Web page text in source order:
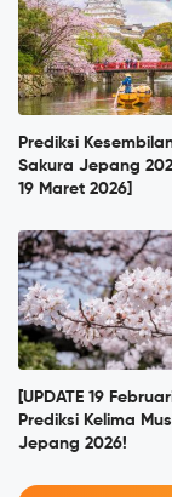
Prediksi
Sakura Jepang
19 Maret 2026]
[UPDATE 19
Prediksi Kelima
Jepang 2026!